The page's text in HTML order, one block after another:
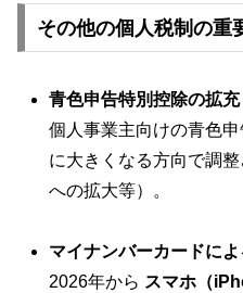
その他の個人税制の重
青色申告特別控除の拡充
個人事業主向けの青色
に大きくなる方向で調
への拡大等）。
マイナンバーカードに
2026年から スマホ（